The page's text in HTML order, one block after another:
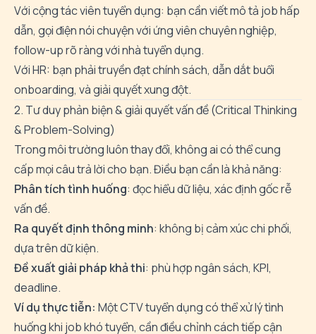
Với cộng tác viên tuyển dụng: bạn cần viết mô tả job hấp
dẫn, gọi điện nói chuyện với ứng viên chuyên nghiệp,
follow-up rõ ràng với nhà tuyển dụng.
Với HR: bạn phải truyền đạt chính sách, dẫn dắt buổi
onboarding, và giải quyết xung đột.
2. Tư duy phản biện & giải quyết vấn đề (Critical Thinking
& Problem-Solving)
Trong môi trường luôn thay đổi, không ai có thể cung
cấp mọi câu trả lời cho bạn. Điều bạn cần là khả năng:
Phân tích tình huống: đọc hiểu dữ liệu, xác định gốc rễ
vấn đề.
Ra quyết định thông minh: không bị cảm xúc chi phối,
dựa trên dữ kiện.
Đề xuất giải pháp khả thi: phù hợp ngân sách, KPI,
deadline.
Ví dụ thực tiễn: Một CTV tuyển dụng có thể xử lý tình
huống khi job khó tuyển, cần điều chỉnh cách tiếp cận